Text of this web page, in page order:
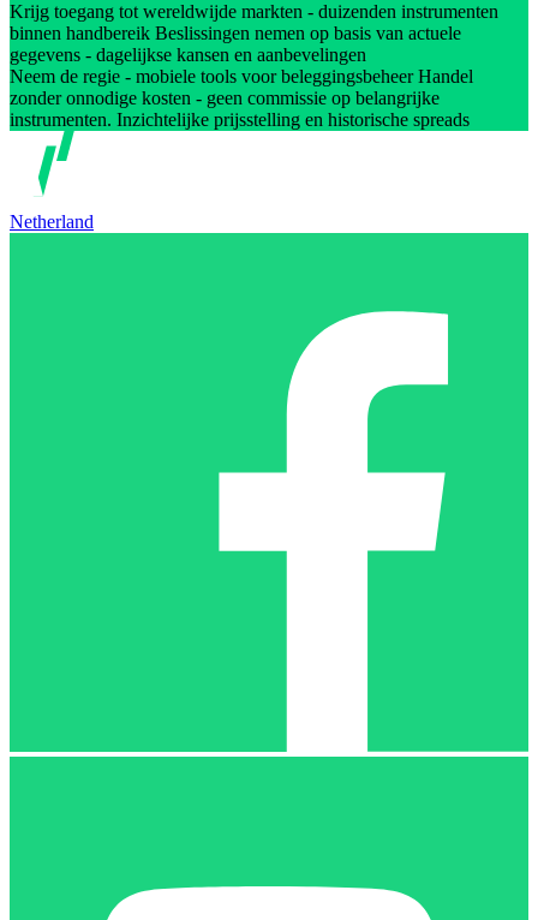
Krijg toegang tot wereldwijde markten - duizenden instrumenten
binnen handbereik Beslissingen nemen op basis van actuele
gegevens - dagelijkse kansen en aanbevelingen
Neem de regie - mobiele tools voor beleggingsbeheer Handel
zonder onnodige kosten - geen commissie op belangrijke
instrumenten. Inzichtelijke prijsstelling en historische spreads
Netherland